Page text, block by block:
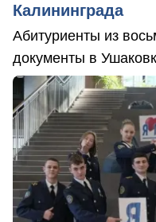
Калининграда
Абитуриенты из
документы в